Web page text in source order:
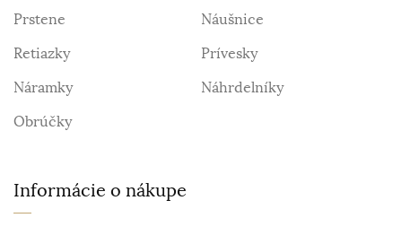
Prstene
Náušnice
Retiazky
Prívesky
Náramky
Náhrdelníky
Obrúčky
Informácie o nákupe